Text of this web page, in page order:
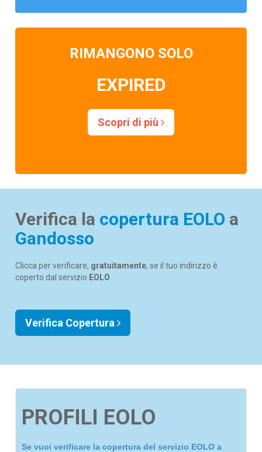
RIMANGONO SOLO
EXPIRED
Scopri di più
Verifica la copertura EOLO a
Gandosso
Clicca per verificare, gratuitamente, se il tuo indirizzo è
coperto dal servizio EOLO
Verifica Copertura
PROFILI EOLO
Se vuoi verificare la copertura del servizio EOLO a